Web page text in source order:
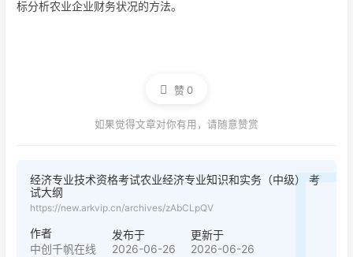
标分析农业企业财务状况的方法。
赞0
如果觉得文章对你有用，请随意赞赏
经济专业技术资格考试农业经济专业知识和实务（中级） 考
试大纲
https://new.arkvip.cn/archives/zAbCLpQV
作者
中创千帆在线
发布于
2026-06-26
更新于
2026-06-26